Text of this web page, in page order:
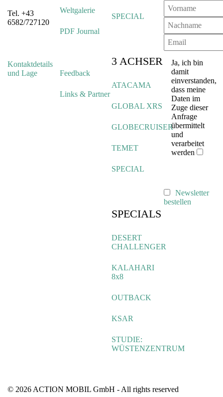
Tel. +43
6582/727120
Kontaktdetails
und Lage
Weltgalerie
PDF Journal
Feedback
Links & Partner
SPECIAL
3 ACHSER
ATACAMA
GLOBAL XRS
GLOBECRUISER
TEMET
SPECIAL
SPECIALS
DESERT
CHALLENGER
KALAHARI
8x8
OUTBACK
KSAR
STUDIE:
WÜSTENZENTRUM
Ja, ich bin
damit
einverstanden,
dass meine
Daten im
Zuge dieser
Anfrage
übermittelt
und
verarbeitet
werden
Newsletter
bestellen
© 2026 ACTION MOBIL GmbH - All rights reserved